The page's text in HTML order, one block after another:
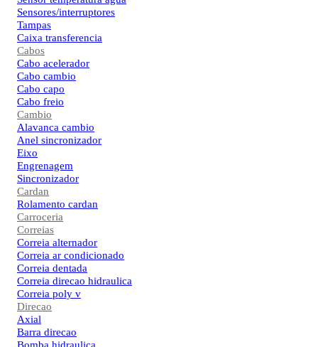
Sensores/interruptores
Tampas
Caixa transferencia
Cabos
Cabo acelerador
Cabo cambio
Cabo capo
Cabo freio
Cambio
Alavanca cambio
Anel sincronizador
Eixo
Engrenagem
Sincronizador
Cardan
Rolamento cardan
Carroceria
Correias
Correia alternador
Correia ar condicionado
Correia dentada
Correia direcao hidraulica
Correia poly v
Direcao
Axial
Barra direcao